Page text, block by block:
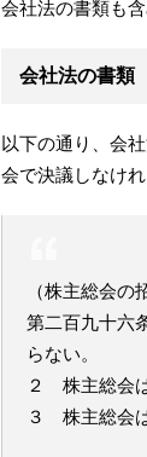
会社法の書類も
会社法の書類
以下の通り、会
会で決議しなけ
（株主総会の
第二百九十六
らない。
２ 株主総会
３ 株主総会